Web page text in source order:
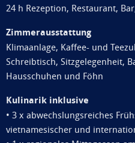
24 h Rezeption, Restaurant,
Zimmerausstattung
Klimaanlage, Kaffee- und
Schreibtisch, Sitzgelegenheit,
Hausschuhen und Föhn
Kulinarik inklusive
• 3 x abwechslungsreiches
vietnamesischer und